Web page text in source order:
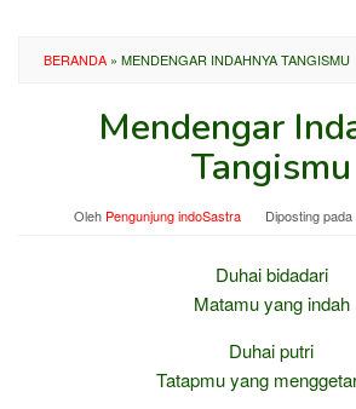
BERANDA » MENDENGAR INDAHNYA TANGISMU
Mendengar
Tangismu
Oleh Pengunjung indoSastra Diposting pada
Duhai bidadari
Matamu yang indah
Duhai putri
Tatapmu yang